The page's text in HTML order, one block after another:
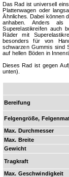
Das Rad ist universell
Plat­ten­wagen oder
Ähnliches. Dabei können
anhaben. Anders als
Superelastikreifen auch
Räder mit
besonders für von
schwarzen Gummis sind
auf hellen Böden in
Dieses Rad ist gegen
unten).
Bereifung
Felgengröße,
Max. Durchmesser
Max. Breite
Gewicht
Tragkraft
Max. Ge­schwin­dig­keit